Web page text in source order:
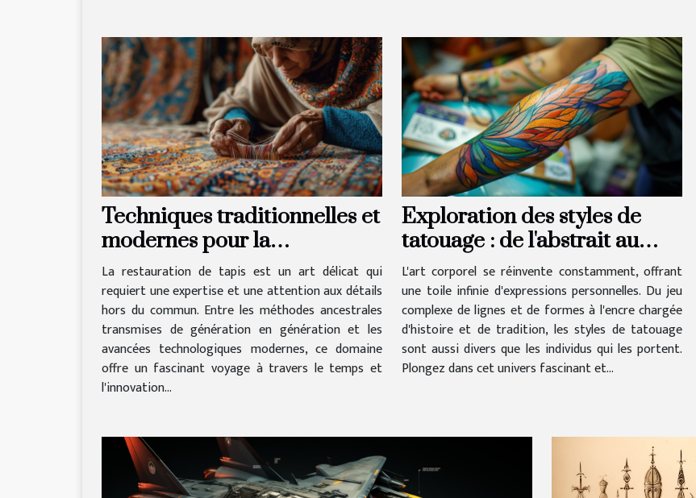
Techniques traditionnelles et
modernes pour la
restauration de tapis
La restauration de tapis est un art délicat qui
requiert une expertise et une attention aux détails
hors du commun. Entre les méthodes ancestrales
transmises de génération en génération et les
avancées technologiques modernes, ce domaine
offre un fascinant voyage à travers le temps et
l'innovation...
Exploration des styles de
tatouage : de l'abstrait au
néo-traditionnel
L'art corporel se réinvente constamment, offrant
une toile infinie d'expressions personnelles. Du jeu
complexe de lignes et de formes à l'encre chargée
d'histoire et de tradition, les styles de tatouage
sont aussi divers que les individus qui les portent.
Plongez dans cet univers fascinant et...